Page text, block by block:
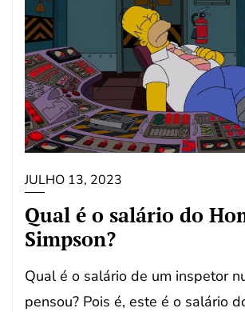
JULHO 13, 2023
Qual é o salário do
Simpson?
Qual é o salário de um inspetor
pensou? Pois é, este é o salário